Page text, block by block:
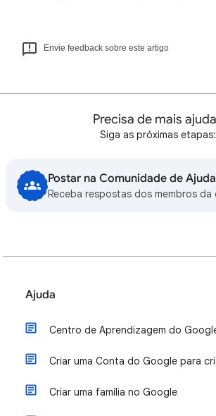
Envie feedback sobre este artigo
Precisa de mais
Siga as próximas etapas:
Postar na Comunidade de Ajuda
Receba respostas dos membros da
Ajuda
Centro de Aprendizagem do
Criar uma Conta do Google para
Criar uma família no Google